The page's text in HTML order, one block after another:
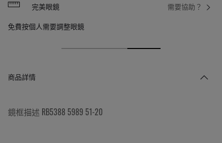
需要協助？
完美眼鏡
免費按個人需要調整眼鏡
商品詳情
鏡框描述 RB5388 5989 51-20